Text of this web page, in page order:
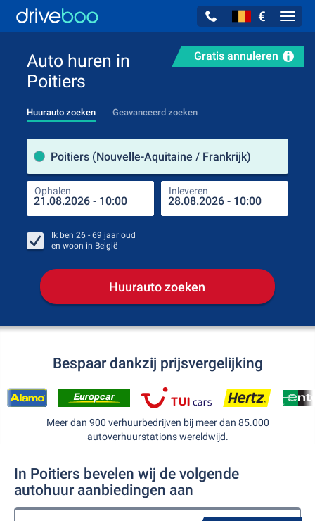
€
Gratis annuleren
Auto huren in
Poitiers
Huurauto zoeken Geavanceerd zoeken
Poitiers (Nouvelle-Aquitaine / Frankrijk)
Ophalen Inleveren
Ik ben 26 - 69 jaar oud
en woon in België
Huurauto zoeken
Bespaar dankzij prijsvergelijking
Meer dan 900 verhuurbedrijven bij meer dan 85.000
autoverhuurstations wereldwijd.
In Poitiers bevelen wij de volgende
autohuur aanbiedingen aan